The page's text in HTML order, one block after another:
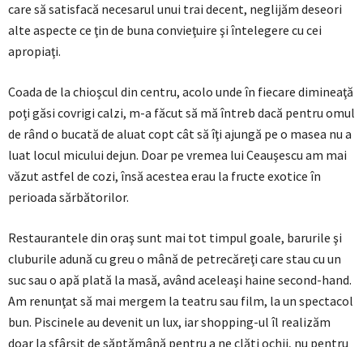
care să satisfacă necesarul unui trai decent, neglijăm deseori
alte aspecte ce ţin de buna convieţuire şi întelegere cu cei
apropiaţi.
Coada de la chioşcul din centru, acolo unde în fiecare dimineaţă
poţi găsi covrigi calzi, m-a făcut să mă întreb dacă pentru omul
de rând o bucată de aluat copt cât să îţi ajungă pe o masea nu a
luat locul micului dejun. Doar pe vremea lui Ceauşescu am mai
văzut astfel de cozi, însă acestea erau la fructe exotice în
perioada sărbătorilor.
Restaurantele din oraş sunt mai tot timpul goale, barurile şi
cluburile adună cu greu o mână de petrecăreţi care stau cu un
suc sau o apă plată la masă, având aceleaşi haine second-hand.
Am renunţat să mai mergem la teatru sau film, la un spectacol
bun. Piscinele au devenit un lux, iar shopping-ul îl realizăm
doar la sfârşit de săptămână pentru a ne clăti ochii, nu pentru